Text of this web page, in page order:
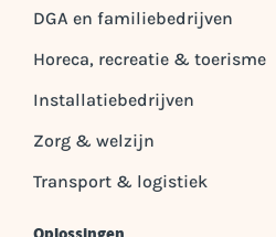
DGA en familiebedrijven
Horeca, recreatie & toerisme
Installatiebedrijven
Zorg & welzijn
Transport & logistiek